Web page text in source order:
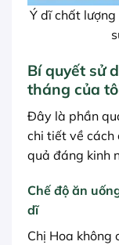
Ý dĩ chất
Bí quyết sử
tháng của
Đây là phần
chi tiết về cách
quả đáng kinh
Chế độ ăn
dĩ
Chị Hoa không